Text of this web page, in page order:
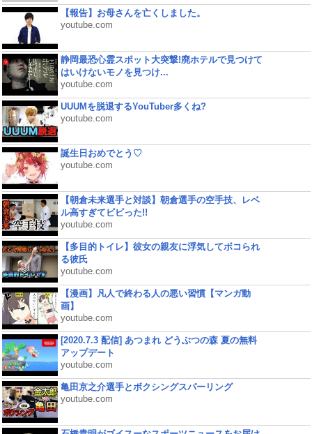
【報告】お母さんを亡くしました。
youtube.com
静岡最恐心霊スポット大突撃!廃ホテルで見つけて
はいけないモノを見つけ...
youtube.com
UUUMを脱退するYouTuber多くね?
youtube.com
誕生日おめでとう♡
youtube.com
【朝倉未来選手と対談】朝倉選手の空手技、レベ
ル高すぎてビビった!!
youtube.com
【多目的トイレ】彼女の親友に浮気してボコられ
る彼氏
youtube.com
【漫画】凡人で終わる人の悪い習慣【マンガ動
画】
youtube.com
[2020.7.3 配信] あつまれ どうぶつの森 夏の無料
アップデート
youtube.com
亀田京之介選手とボクシングスパーリング
youtube.com